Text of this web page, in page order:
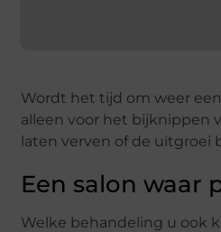
Wordt het tijd om weer
alleen voor het bijknippen
laten verven of de uitgroei
Een salon waar
Welke behandeling u ook